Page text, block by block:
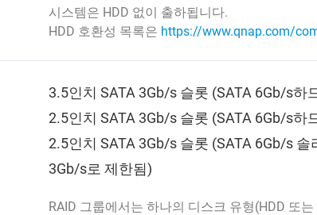
시스템은 HDD 없이 출하됩니다.
HDD 호환성 목록은 https://www.qnap.com/
3.5인치 SATA 3Gb/s 슬롯 (SATA 6Gb/s
2.5인치 SATA 3Gb/s 슬롯 (SATA 6Gb/s
2.5인치 SATA 3Gb/s 슬롯 (SATA 6Gb/s
3Gb/s로 제한됨)
RAID 그룹에서는 하나의 디스크 유형(HDD 또